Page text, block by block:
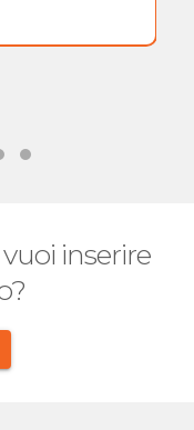
inserire